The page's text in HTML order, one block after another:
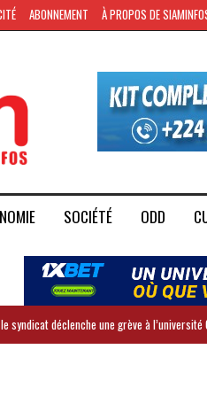
ABONNEMENT À PROPOS DE
SOCIÉTÉ ODD
syndicat déclenche une grève à l’université